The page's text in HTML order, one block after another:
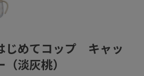
めてコップ キャッ
淡灰桃）